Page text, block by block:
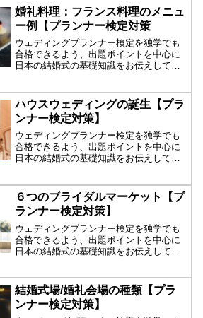
す人はもちろん、ウェディング業界に就
職・転職を考えている方にもおすすめの
基礎知識。一緒に学んで合格目指しまし
ょう！
婚礼料理：フランス料理のメニュ
ー例【プランナー検定対策
ウェディングプランナー検定を独学でも
合格できるよう、出題ポイントを中心に
日本の結婚式の基礎知識をお伝えしてい
ちろん、ウェディング業界に就職・転職
を考えている方にもおすすめの基礎知
識。一緒に学んで合格目指しましょう！
ハウスウェディングの誕生【プラ
ンナー検定対策】
ウェディングプランナー検定を独学でも
合格できるよう、出題ポイントを中心に
日本の結婚式の基礎知識をお伝えしてい
ランナー検定合格を目指す人はもちろ
ん、ウェディング業界に就職・転職を考
えている方にもおすすめの基礎知識。一
緒に学んで合格目指しましょう！
６つのブライダルマーケット【プ
ランナー検定対策】
ウェディングプランナー検定を独学でも
合格できるよう、出題ポイントを中心に
日本の結婚式の基礎知識をお伝えしてい
い分野。プランナー検定合格を目指す人
はもちろん、ウェディング業界に就職・
転職を考えている方にもおすすめの検定
結婚式場/婚礼会場の種類【プラ
ンナー検定対策】